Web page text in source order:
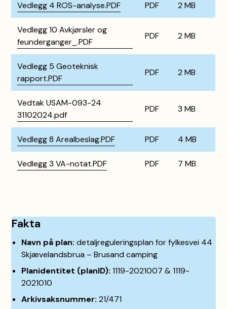
Vedlegg 4 ROS-analyse.PDF PDF 2 MB
Vedlegg 10 Avkjørsler og
feunderganger_.PDF
PDF 2 MB
Vedlegg 5 Geoteknisk
rapport.PDF
PDF 2 MB
Vedtak USAM-093-24
31102024.pdf
PDF 3 MB
Vedlegg 8 Arealbeslag.PDF PDF 4 MB
Vedlegg 3 VA-notat.PDF PDF 7 MB
Fakta
Navn på plan: detaljreguleringsplan for fylkesvei 44
Skjævelandsbrua – Brusand camping
Planidentitet (planID): 1119-2021007 & 1119-
2021010
Arkivsaksnummer: 21/471